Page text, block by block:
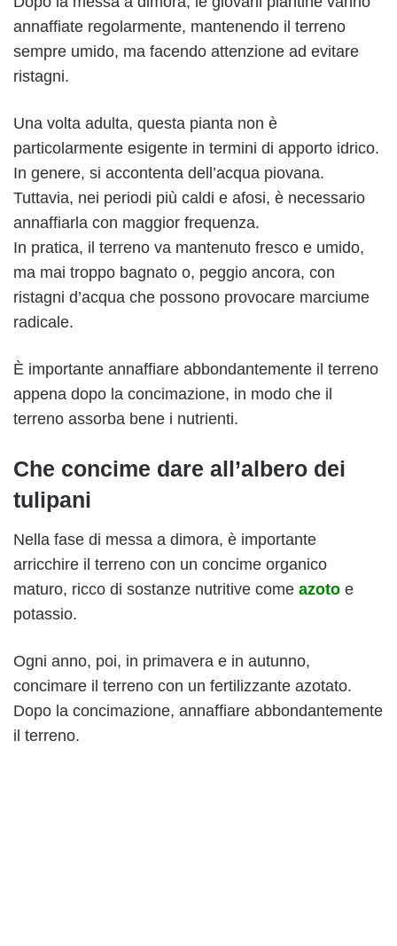
annaffiate regolarmente, mantenendo il terreno
sempre umido, ma facendo attenzione ad evitare
ristagni.
Una volta adulta, questa pianta non è
particolarmente esigente in termini di apporto idrico.
In genere, si accontenta dell’acqua piovana.
Tuttavia, nei periodi più caldi e afosi, è necessario
annaffiarla con maggior frequenza.
In pratica, il terreno va mantenuto fresco e umido,
ma mai troppo bagnato o, peggio ancora, con
ristagni d’acqua che possono provocare marciume
radicale.
È importante annaffiare abbondantemente il terreno
appena dopo la concimazione, in modo che il
terreno assorba bene i nutrienti.
Che concime dare all’albero dei
tulipani
Nella fase di messa a dimora, è importante
arricchire il terreno con un concime organico
maturo, ricco di sostanze nutritive come azoto e
potassio.
Ogni anno, poi, in primavera e in autunno,
concimare il terreno con un fertilizzante azotato.
Dopo la concimazione, annaffiare abbondantemente
il terreno.